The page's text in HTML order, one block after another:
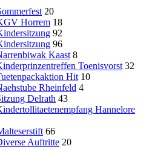
20
Horrem 18
92
96
Kaast 8
Toenisvorst 32
Hit 10
Rheinfeld 4
Delrath 43
Hannelore
66
Auftritte 20